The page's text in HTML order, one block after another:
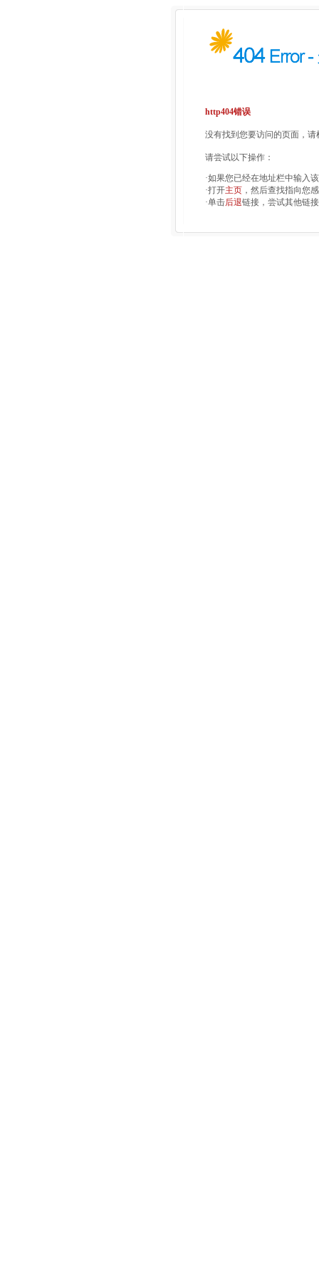
http404错误
没有找到您要访问的页面，
请尝试以下操作：
·如果您已经在地址栏中输入
·打开主页 ，然后查找指向您
·单击后退链接，尝试其他链